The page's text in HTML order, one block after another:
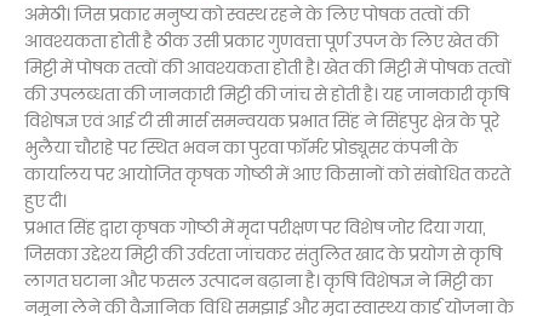
अमेठी। जिस प्रकार मनुष्य को स्वस्थ रहने के लिए पोषक तत्वों की
आवश्यकता होती है ठीक उसी प्रकार गुणवत्ता पूर्ण उपज के लिए खेत की
मिट्टी में पोषक तत्वों की आवश्यकता होती है। खेत की मिट्टी में पोषक तत्वों
की उपलब्धता की जानकारी मिट्टी की जांच से होती है। यह जानकारी कृषि
विशेषज्ञ एवं आई टी सी मार्स समन्वयक प्रभात सिंह ने सिंहपुर क्षेत्र के पूरे
भुलैया चौराहे पर स्थित भवन का पुरवा फॉर्मर प्रोड्यूसर कंपनी के
कार्यालय पर आयोजित कृषक गोष्ठी में आए किसानों को संबोधित करते
हुए दी।
प्रभात सिंह द्वारा कृषक गोष्ठी में मृदा परीक्षण पर विशेष जोर दिया गया,
जिसका उद्देश्य मिट्टी की उर्वरता जांचकर संतुलित खाद के प्रयोग से कृषि
लागत घटाना और फसल उत्पादन बढ़ाना है। कृषि विशेषज्ञ ने मिट्टी का
नमूना लेने की वैज्ञानिक विधि समझाई और मृदा स्वास्थ्य कार्ड योजना के